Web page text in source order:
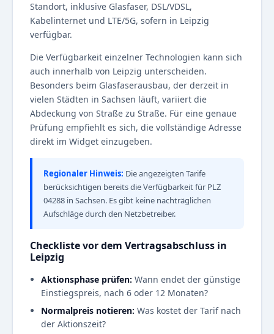
Standort, inklusive Glasfaser, DSL/VDSL,
Kabelinternet und LTE/5G, sofern in Leipzig
verfügbar.
Die Verfügbarkeit einzelner Technologien kann sich
auch innerhalb von Leipzig unterscheiden.
Besonders beim Glasfaserausbau, der derzeit in
vielen Städten in Sachsen läuft, variiert die
Abdeckung von Straße zu Straße. Für eine genaue
Prüfung empfiehlt es sich, die vollständige Adresse
direkt im Widget einzugeben.
Regionaler Hinweis: Die angezeigten Tarife
berücksichtigen bereits die Verfügbarkeit für PLZ
04288 in Sachsen. Es gibt keine nachträglichen
Aufschläge durch den Netzbetreiber.
Checkliste vor dem Vertragsabschluss in
Leipzig
Aktionsphase prüfen: Wann endet der günstige
Einstiegspreis, nach 6 oder 12 Monaten?
Normalpreis notieren: Was kostet der Tarif nach
der Aktionszeit?